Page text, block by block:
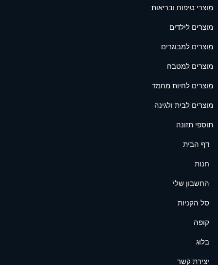
מוצרי טיפוח ובריאות
מוצרים לילדים
מוצרים למבוגרים
מוצרים למטבח
מוצרים לחיות מחמד
מוצרים לבית ולגינה
תוספי תזונה
דף הבית
חנות
החשבון שלי
סל הקניות
קופה
בלוג
יצירת קשר